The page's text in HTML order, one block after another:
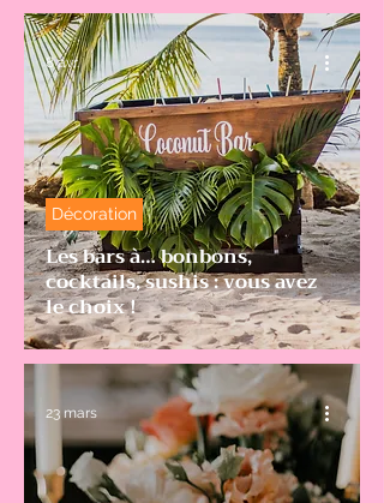
Les bars à… bonbons,
cocktails, sushis : vous avez
le choix !
Décoration
8 avr.
23 mars